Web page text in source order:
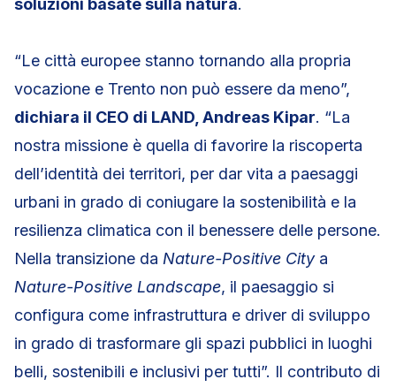
soluzioni basate sulla natura.
“Le città europee stanno tornando alla propria
vocazione e Trento non può essere da meno”,
dichiara il CEO di LAND, Andreas Kipar. “La
nostra missione è quella di favorire la riscoperta
dell’identità dei territori, per dar vita a paesaggi
urbani in grado di coniugare la sostenibilità e la
resilienza climatica con il benessere delle persone.
Nella transizione da Nature-Positive Citya
Nature-Positive Landscape, il paesaggio si
configura come infrastruttura e driver di sviluppo
in grado di trasformare gli spazi pubblici in luoghi
belli, sostenibili e inclusivi per tutti”. Il contributo di